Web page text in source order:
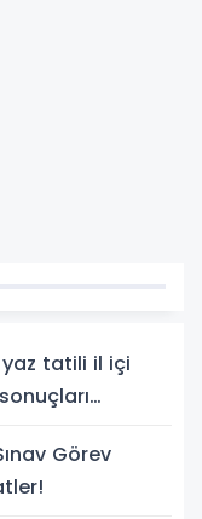
yaz tatili il içi
Görev